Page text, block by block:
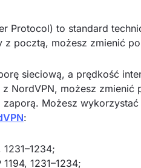
Protocol) to standard
z pocztą, możesz zmienić
sieciową, a prędkość
z NordVPN, możesz
Możesz wykorzystać
:
1194, 1231–1234;